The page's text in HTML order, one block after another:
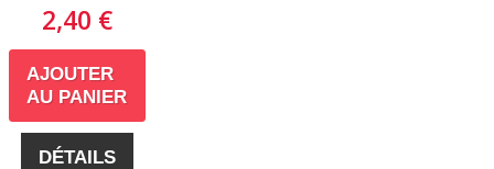
2,40 €
AJOUTER
AU PANIER
DÉTAILS